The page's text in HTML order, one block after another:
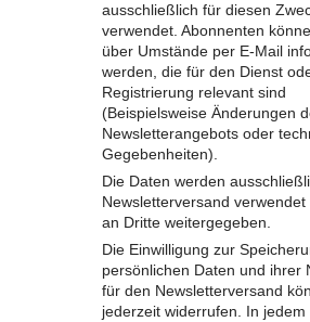
ausschließlich für diesen
verwendet. Abonnenten
über Umstände per E-Mail
werden, die für den Dienst
Registrierung relevant sind
(Beispielsweise Änderungen
Newsletterangebots oder
Gegebenheiten).
Die Daten werden
Newsletterversand
an Dritte weitergegeben.
Die Einwilligung zur
persönlichen Daten und ihrer
für den Newsletterversand
jederzeit widerrufen. In jedem